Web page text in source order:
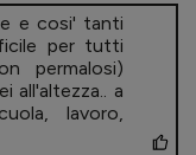
e cosi' tanti
per tutti
permalosi)
all'altezza.. a
lavoro,